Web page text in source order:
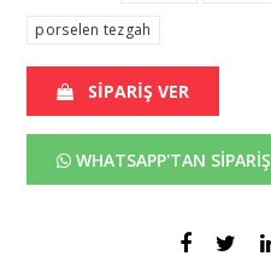
porselen tezgah
SİPARİŞ VER
WHATSAPP'TAN SİPARİŞ